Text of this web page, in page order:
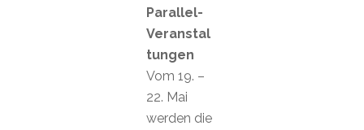
Parallel-
Veranstal
tungen
Vom 19. –
22. Mai
werden die